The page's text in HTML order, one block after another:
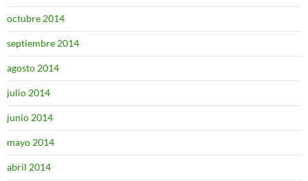
octubre 2014
septiembre 2014
agosto 2014
julio 2014
junio 2014
mayo 2014
abril 2014